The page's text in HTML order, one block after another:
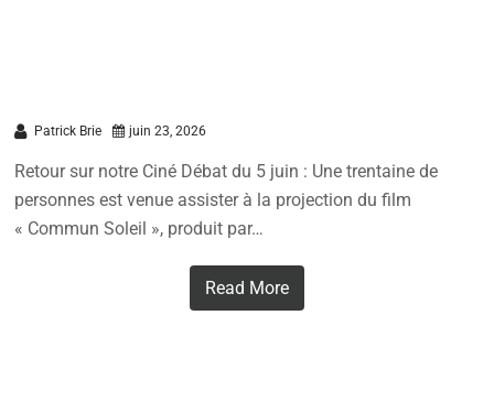
Patrick Brie juin 23, 2026
Retour sur notre Ciné Débat du 5 juin : Une trentaine de
personnes est venue assister à la projection du film
« Commun Soleil », produit par…
Read More